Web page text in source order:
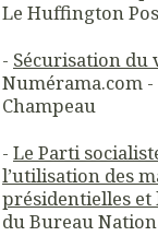
Le Huffington
- Sécurisation du
Numérama.com
Champeau
- Le Parti
l’utilisation des
présidentielles et
du Bureau